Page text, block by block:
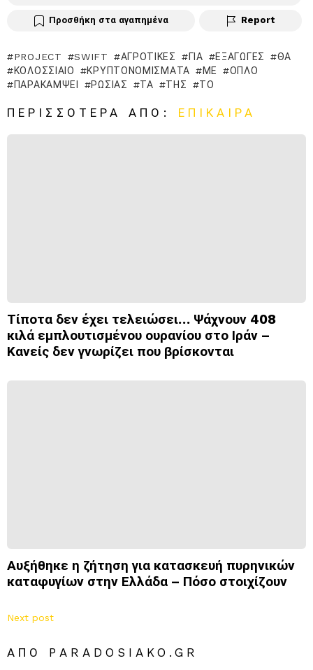
Προσθήκη στα αγαπημένα Report
PROJECT SWIFT ΑΓΡΟΤΙΚΈΣ ΓΙΑ ΕΞΑΓΩΓΈΣ
ΘΑ
ΚΟΛΟΣΣΙΑΊΟ
ΚΡΥΠΤΟΝΟΜΊΣΜΑΤΑ ΜΕ
ὍΠΛΟ
ΠΑΡΑΚΆΜΨΕΙ
ΡΩΣΊΑΣ ΤΑ ΤΗΣ ΤΟ
ΠΕΡΙΣΣΌΤΕΡΑ ΑΠΌ: ΕΠΊΚΑΙΡΑ
Τίποτα δεν έχει τελειώσει… Ψάχνουν 408
κιλά εμπλουτισμένου ουρανίου στο Ιράν –
Κανείς δεν γνωρίζει που βρίσκονται
Αυξήθηκε η ζήτηση για κατασκευή πυρηνικών
καταφυγίων στην Ελλάδα – Πόσο στοιχίζουν
Next post
ΑΠΌ PARADOSIAKO.GR